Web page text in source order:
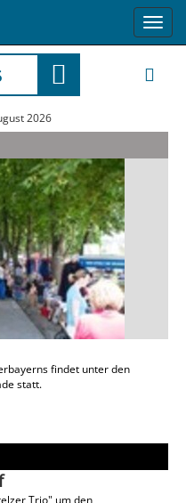
2026
findet unter den
statt.
Trio" um den